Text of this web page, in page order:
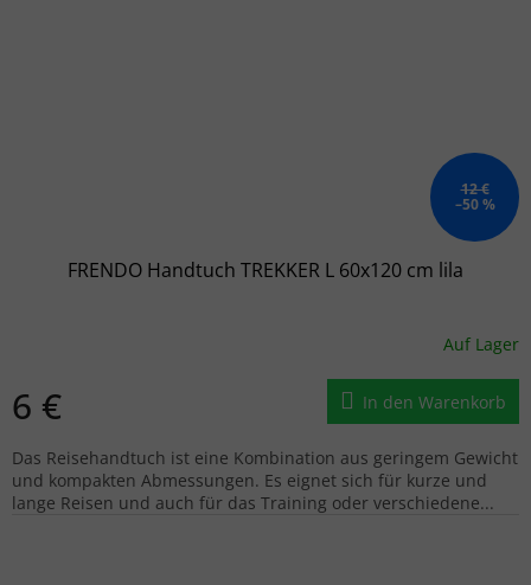
12 €
–50 %
FRENDO Handtuch TREKKER L 60x120 cm lila
Auf Lager
6 € In den Warenkorb
Das Reisehandtuch ist eine Kombination aus geringem Gewicht
und kompakten Abmessungen. Es eignet sich für kurze und
lange Reisen und auch für das Training oder verschiedene...